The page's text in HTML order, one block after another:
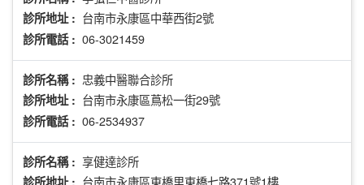
診所地址 : 台南市永康區中華西街2號
診所電話 : 06-3021459
診所名稱 : 忠義中醫聯合診所
診所地址 : 台南市永康區蔦松一街29號
診所電話 : 06-2534937
診所名稱 : 享健達診所